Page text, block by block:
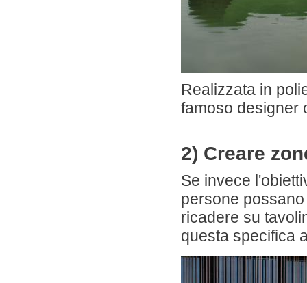
Realizzata in
famoso designer
2) Creare
Se invece
persone
ricadere su
questa specifica